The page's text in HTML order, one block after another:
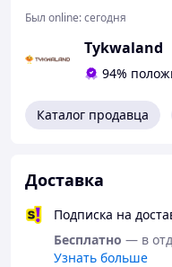
Был online:сегодня
Tykwaland
94%
Каталог продавца
Доставка
Подписка на
Бесплатно — в
Узнать больше